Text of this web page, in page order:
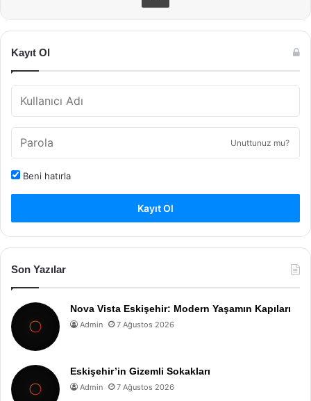
Kayıt Ol
Unuttunuz mu?
Beni hatırla
Kayıt Ol
Son Yazılar
Nova Vista Eskişehir: Modern Yaşamın Kapıları
Admin 7 Ağustos 2026
Eskişehir’in Gizemli Sokakları
Admin 7 Ağustos 2026